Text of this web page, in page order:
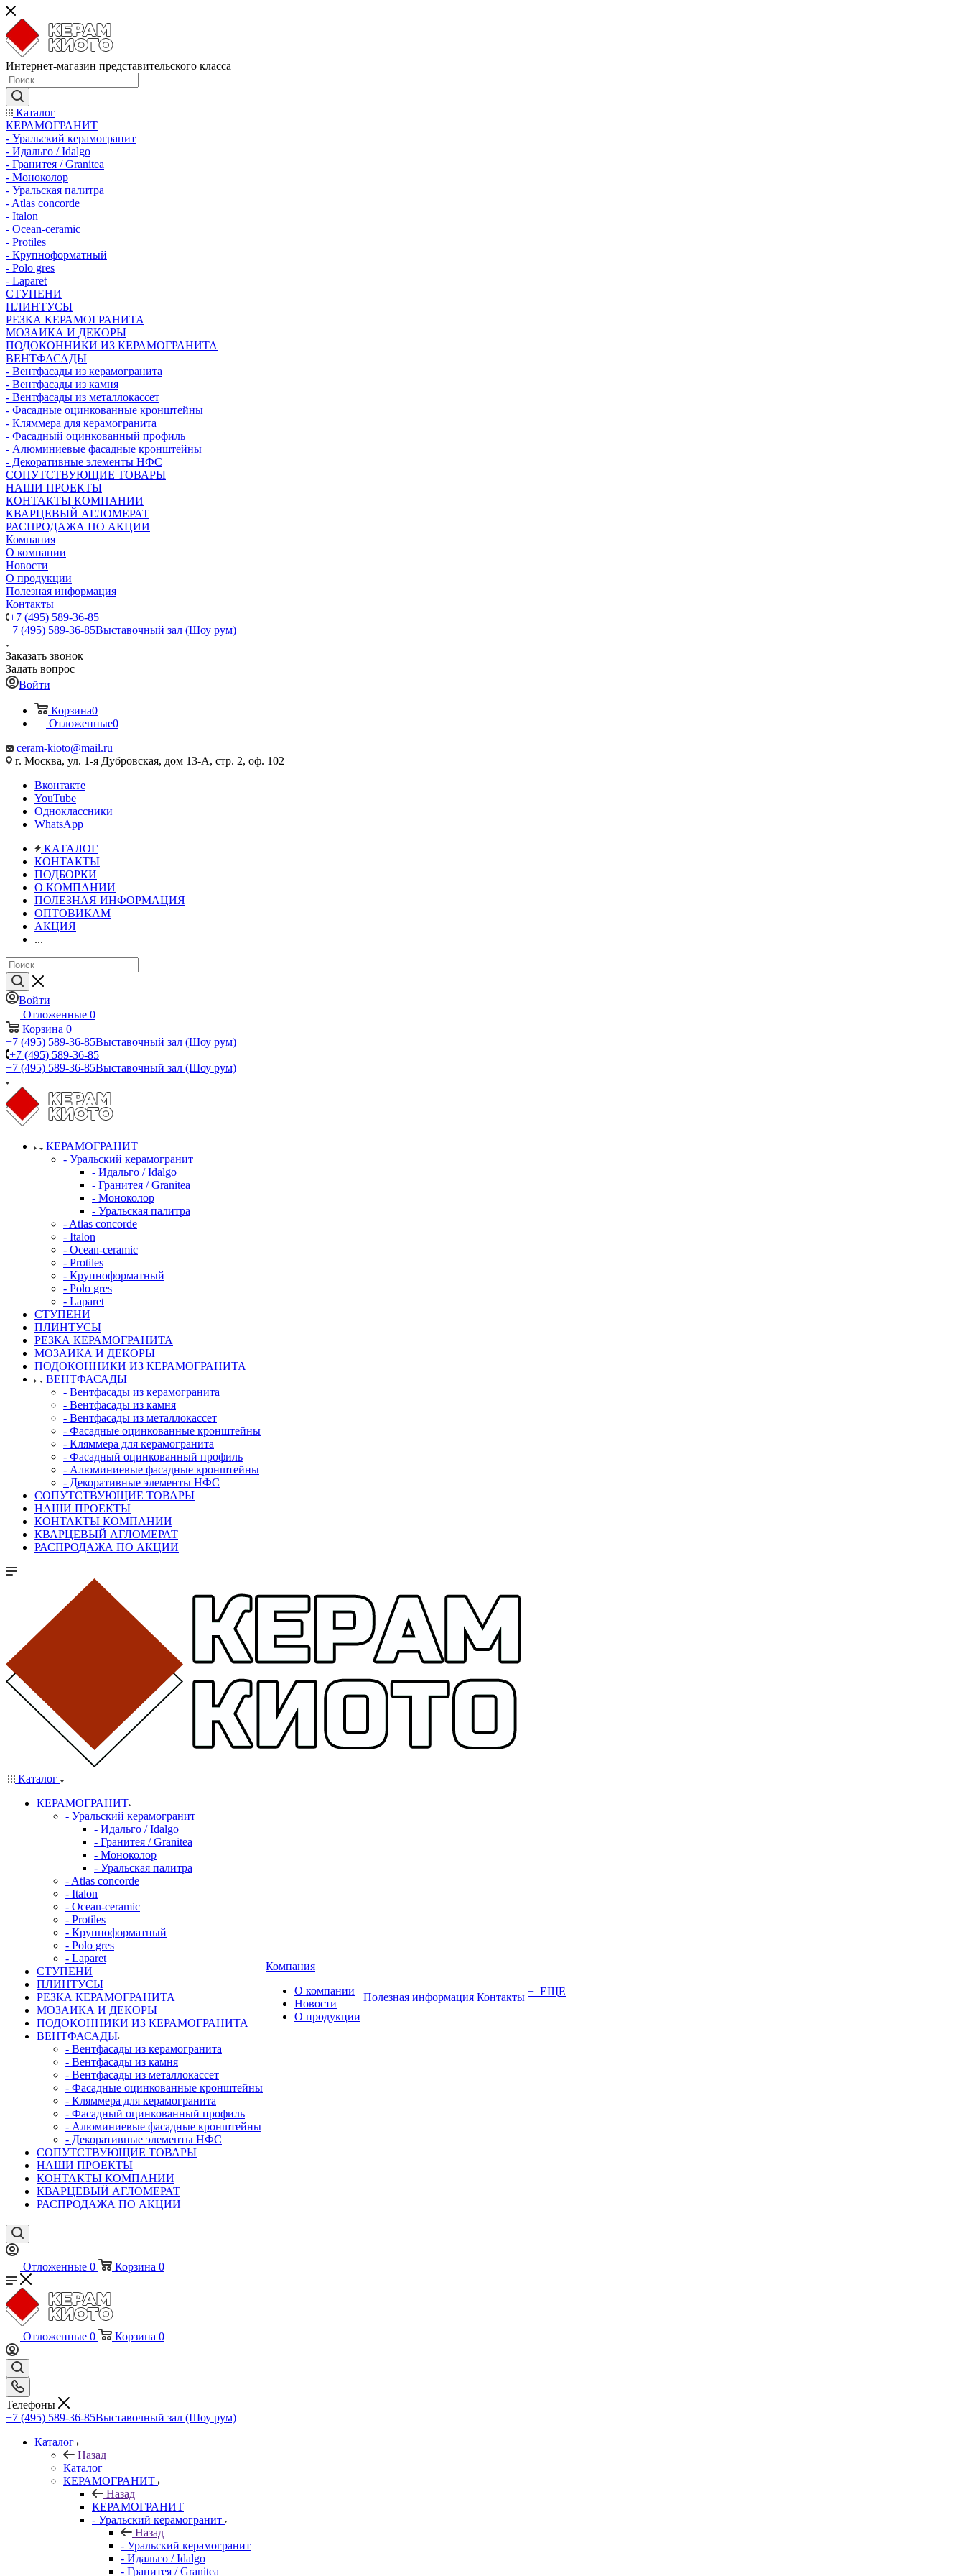
Интернет-магазин представительского класса
Каталог
КЕРАМОГРАНИТ
- Уральский керамогранит
- Идальго / Idalgo
- Гранитея / Granitea
- Моноколор
- Уральская палитра
- Atlas concorde
- Italon
- Ocean-ceramic
- Protiles
- Крупноформатный
- Polo gres
- Laparet
СТУПЕНИ
ПЛИНТУСЫ
РЕЗКА КЕРАМОГРАНИТА
МОЗАИКА И ДЕКОРЫ
ПОДОКОННИКИ ИЗ КЕРАМОГРАНИТА
ВЕНТФАСАДЫ
- Вентфасады из керамогранита
- Вентфасады из камня
- Вентфасады из металлокассет
- Фасадные оцинкованные кронштейны
- Кляммера для керамогранита
- Фасадный оцинкованный профиль
- Алюминиевые фасадные кронштейны
- Декоративные элементы НФС
СОПУТСТВУЮЩИЕ ТОВАРЫ
НАШИ ПРОЕКТЫ
КОНТАКТЫ КОМПАНИИ
КВАРЦЕВЫЙ АГЛОМЕРАТ
РАСПРОДАЖА ПО АКЦИИ
Компания
О компании
Новости
О продукции
Полезная информация
Контакты
+7 (495) 589-36-85
+7 (495) 589-36-85Выставочный зал (Шоу рум)
Заказать звонок
Задать вопрос
Войти
Корзина0
Отложенные0
ceram-kioto@mail.ru
г. Москва, ул. 1-я Дубровская, дом 13-А, стр. 2, оф. 102
Вконтакте
YouTube
Одноклассники
WhatsApp
КАТАЛОГ
КОНТАКТЫ
ПОДБОРКИ
О КОМПАНИИ
ПОЛЕЗНАЯ ИНФОРМАЦИЯ
ОПТОВИКАМ
АКЦИЯ
...
Войти
Отложенные 0
Корзина 0
+7 (495) 589-36-85Выставочный зал (Шоу рум)
+7 (495) 589-36-85
+7 (495) 589-36-85Выставочный зал (Шоу рум)
КЕРАМОГРАНИТ
- Уральский керамогранит
- Идальго / Idalgo
- Гранитея / Granitea
- Моноколор
- Уральская палитра
- Atlas concorde
- Italon
- Ocean-ceramic
- Protiles
- Крупноформатный
- Polo gres
- Laparet
СТУПЕНИ
ПЛИНТУСЫ
РЕЗКА КЕРАМОГРАНИТА
МОЗАИКА И ДЕКОРЫ
ПОДОКОННИКИ ИЗ КЕРАМОГРАНИТА
ВЕНТФАСАДЫ
- Вентфасады из керамогранита
- Вентфасады из камня
- Вентфасады из металлокассет
- Фасадные оцинкованные кронштейны
- Кляммера для керамогранита
- Фасадный оцинкованный профиль
- Алюминиевые фасадные кронштейны
- Декоративные элементы НФС
СОПУТСТВУЮЩИЕ ТОВАРЫ
НАШИ ПРОЕКТЫ
КОНТАКТЫ КОМПАНИИ
КВАРЦЕВЫЙ АГЛОМЕРАТ
РАСПРОДАЖА ПО АКЦИИ
Каталог
КЕРАМОГРАНИТ
- Уральский керамогранит
- Идальго / Idalgo
- Гранитея / Granitea
- Моноколор
- Уральская палитра
- Atlas concorde
- Italon
- Ocean-ceramic
- Protiles
- Крупноформатный
- Polo gres
- Laparet
СТУПЕНИ
ПЛИНТУСЫ
РЕЗКА КЕРАМОГРАНИТА
МОЗАИКА И ДЕКОРЫ
ПОДОКОННИКИ ИЗ КЕРАМОГРАНИТА
ВЕНТФАСАДЫ
- Вентфасады из керамогранита
- Вентфасады из камня
- Вентфасады из металлокассет
- Фасадные оцинкованные кронштейны
- Кляммера для керамогранита
- Фасадный оцинкованный профиль
- Алюминиевые фасадные кронштейны
- Декоративные элементы НФС
СОПУТСТВУЮЩИЕ ТОВАРЫ
НАШИ ПРОЕКТЫ
КОНТАКТЫ КОМПАНИИ
КВАРЦЕВЫЙ АГЛОМЕРАТ
РАСПРОДАЖА ПО АКЦИИ
Компания
О компании
Новости
О продукции
Полезная информация Контакты + ЕЩЕ
Отложенные 0 Корзина 0
Отложенные 0 Корзина 0
Телефоны
+7 (495) 589-36-85Выставочный зал (Шоу рум)
Каталог
Назад
Каталог
КЕРАМОГРАНИТ
Назад
КЕРАМОГРАНИТ
- Уральский керамогранит
Назад
- Уральский керамогранит
- Идальго / Idalgo
- Гранитея / Granitea